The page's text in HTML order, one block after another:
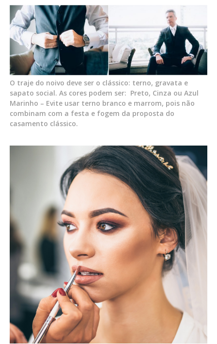
O traje do noivo deve ser o clássico: terno, gravata e
sapato social. As cores podem ser: Preto, Cinza ou Azul
Marinho – Evite usar terno branco e marrom, pois não
combinam com a festa e fogem da proposta do
casamento clássico.